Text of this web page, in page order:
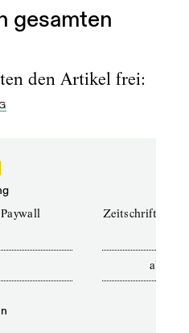
gesamten
den Artikel frei:
Zeitschriften
ab